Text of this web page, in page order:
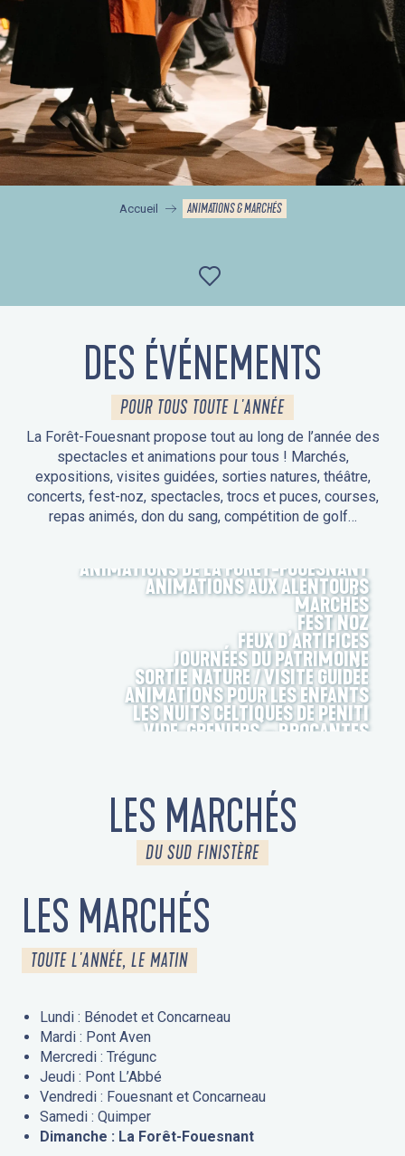
Accueil ANIMATIONS & MARCHÉS
Ajouter aux
DES ÉVÉNEMENTS
POUR TOUS TOUTE L'ANNÉE
La Forêt-Fouesnant propose tout au long de l’année des
spectacles et animations pour tous ! Marchés,
expositions, visites guidées, sorties natures, théâtre,
concerts, fest-noz, spectacles, trocs et puces, courses,
repas animés, don du sang, compétition de golf…
ANIMATIONS DE LA FORÊT-FOUESNANT
ANIMATIONS AUX ALENTOURS
MARCHÉS
FEST NOZ
FEUX D’ARTIFICES
JOURNÉES DU PATRIMOINE
SORTIE NATURE / VISITE GUIDÉE
ANIMATIONS POUR LES ENFANTS
LES NUITS CELTIQUES DE PENITI
VIDE-GRENIERS – BROCANTES
LES MARCHÉS
DU SUD FINISTÈRE
LES MARCHÉS
TOUTE L'ANNÉE, LE MATIN
Lundi : Bénodet et Concarneau
Mardi : Pont Aven
Mercredi : Trégunc
Jeudi : Pont L’Abbé
Vendredi : Fouesnant et Concarneau
Samedi : Quimper
Dimanche : La Forêt-Fouesnant